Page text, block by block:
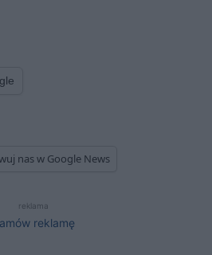
nas w Google News
reklama
reklamę